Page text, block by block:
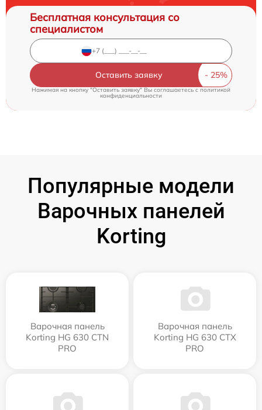
Бесплатная консультация со
специалистом
Оставить заявку
Нажимая на кнопку "Оставить заявку" Вы соглашаетесь cполитикой
конфиденциальности
Популярные модели
Варочных панелей
Korting
Варочная панель
Korting HG 630 CTN
PRO
Варочная панель
Korting HG 630 CTX
PRO